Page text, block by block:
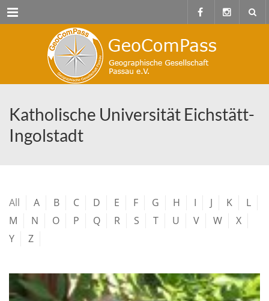
Menu
Katholische Universität Eichstätt-
Ingolstadt
All A B C D E F G H I J K
L
M
N O P Q R S T U V W
X
Y
Z